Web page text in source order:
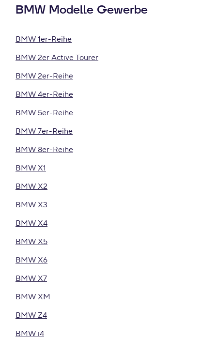
BMW Modelle Gewerbe
BMW 1er-Reihe
BMW 2er Active Tourer
BMW 2er-Reihe
BMW 4er-Reihe
BMW 5er-Reihe
BMW 7er-Reihe
BMW 8er-Reihe
BMW X1
BMW X2
BMW X3
BMW X4
BMW X5
BMW X6
BMW X7
BMW XM
BMW Z4
BMW i4